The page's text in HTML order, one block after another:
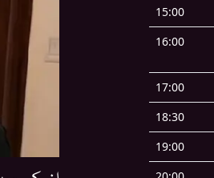
15:00
16:00
17:00
18:30
19:00